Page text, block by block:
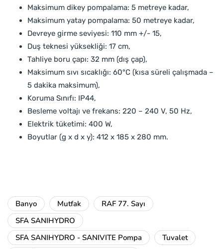
Maksimum dikey pompalama: 5 metreye kadar,
Maksimum yatay pompalama: 50 metreye kadar,
Devreye girme seviyesi: 110 mm +/- 15,
Duş teknesi yüksekliği: 17 cm,
Tahliye boru çapı: 32 mm (dış çap),
Maksimum sıvı sıcaklığı: 60°C (kısa süreli çalışmada –
5 dakika maksimum),
Koruma Sınıfı: IP44,
Besleme voltajı ve frekans: 220 – 240 V, 50 Hz,
Elektrik tüketimi: 400 W,
Boyutlar (g x d x y): 412 x 185 x 280 mm.
Banyo Mutfak
RAF 77. Sayı
SFA SANIHYDRO
SFA SANIHYDRO - SANIVITE Pompa
Tuvalet